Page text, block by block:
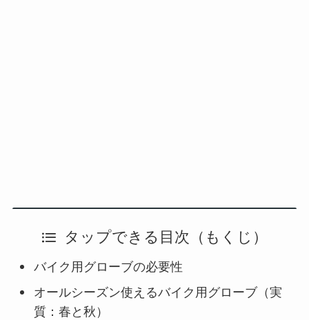
タップできる目次（もくじ）
バイク用グローブの必要性
オールシーズン使えるバイク用グローブ（実
質：春と秋）